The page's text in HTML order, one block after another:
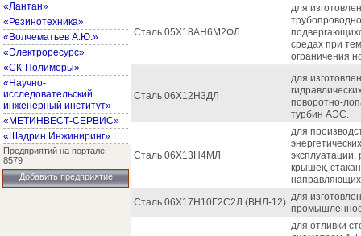
«Лантан»
«Резинотехника»
«Волчематьев А.Ю.»
«Электроресурс»
«СК-Полимеры»
«Научно-
исследовательский
инженерный институт»
«МЕТИНВЕСТ-СЕРВИС»
«Шадрин Инжиниринг»
Предприятий на портале:
8579
Добавить предприятие
Сталь 05Х18АН6М2ФЛ
для
средах при
ограничения
Сталь 06Х12Н3ДЛ
для
поворотно-
турбин АЭС.
Сталь 06Х13Н4МЛ
для
крышек,
направляющих
Сталь 06Х17Н10Г2С2Л (ВНЛ-12) для
для отливки